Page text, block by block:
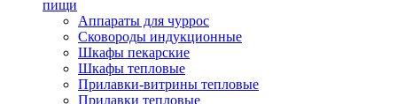
пищи
Аппараты для чуррос
Сковороды индукционные
Шкафы пекарские
Шкафы тепловые
Прилавки-витрины тепловые
Прилавки тепловые